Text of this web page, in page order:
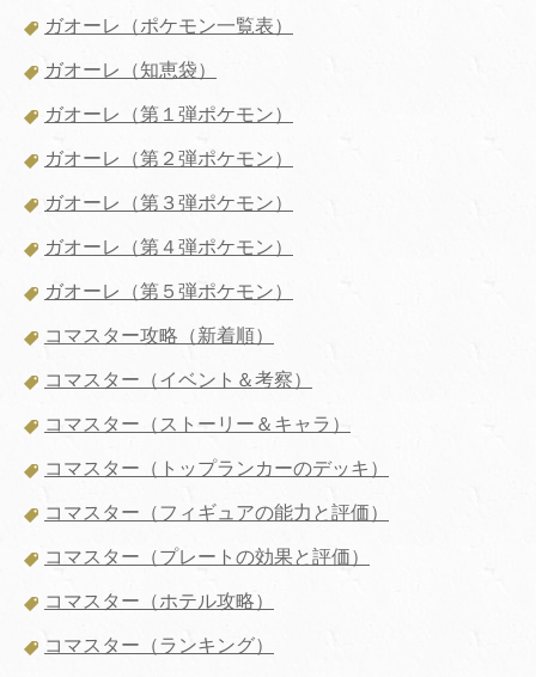
ガオーレ（ポケモン一覧表）
ガオーレ（知恵袋）
ガオーレ（第１弾ポケモン）
ガオーレ（第２弾ポケモン）
ガオーレ（第３弾ポケモン）
ガオーレ（第４弾ポケモン）
ガオーレ（第５弾ポケモン）
コマスター攻略（新着順）
コマスター（イベント＆考察）
コマスター（ストーリー＆キャラ）
コマスター（トップランカーのデッキ）
コマスター（フィギュアの能力と評価）
コマスター（プレートの効果と評価）
コマスター（ホテル攻略）
コマスター（ランキング）